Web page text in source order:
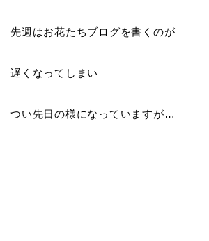
先週はお花たちブログを書くのが
遅くなってしまい
つい先日の様になっていますが…